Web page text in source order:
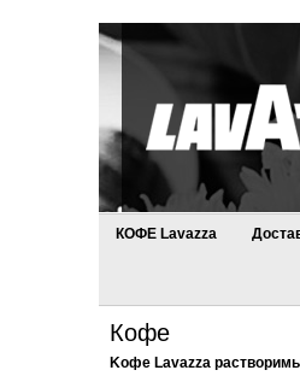
КОФЕ Lavazza
Кофе
Kофе Lavazza